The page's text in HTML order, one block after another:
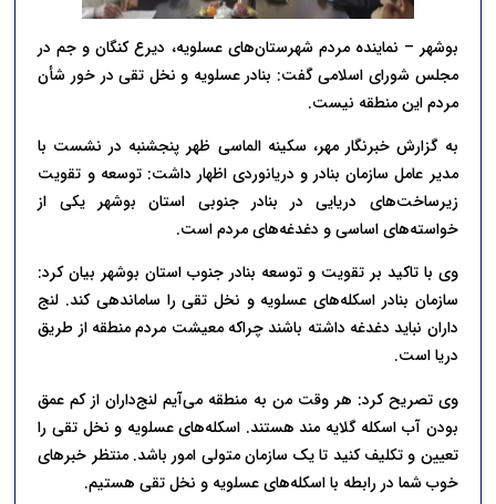
بوشهر – نماینده مردم شهرستان‌های عسلویه، دیرع کنگان و جم در
مجلس شورای اسلامی گفت: بنادر عسلویه و نخل تقی در خور شأن
مردم این منطقه نیست.
به گزارش خبرنگار مهر، سکینه الماسی ظهر پنجشنبه در نشست با
مدیر عامل سازمان بنادر و دریانوردی اظهار داشت: توسعه و تقویت
زیرساخت‌های دریایی در بنادر جنوبی استان بوشهر یکی از
خواسته‌های اساسی و دغدغه‌های مردم است.
وی با تاکید بر تقویت و توسعه بنادر جنوب استان بوشهر بیان کرد:
سازمان بنادر اسکله‌های عسلویه و نخل تقی را ساماندهی کند. لنج
داران نباید دغدغه داشته باشند چراکه معیشت مردم منطقه از طریق
دریا است.
وی تصریح کرد: هر وقت من به منطقه می‌آیم لنج‌داران از کم عمق
بودن آب اسکله گلایه مند هستند. اسکله‌های عسلویه و نخل تقی را
تعیین و تکلیف کنید تا یک سازمان متولی امور باشد. منتظر خبرهای
خوب شما در رابطه با اسکله‌های عسلویه و نخل تقی هستیم.